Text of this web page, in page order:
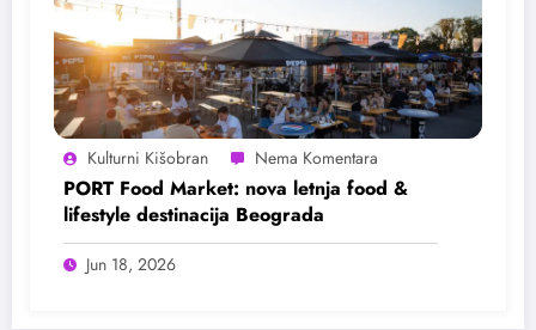
Kulturni Kišobran
PORT Food Market: nova letnja food &
lifestyle destinacija Beograda
Jun 18, 2026